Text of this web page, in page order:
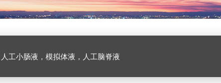
工小肠液，模拟体液，人工脑脊液